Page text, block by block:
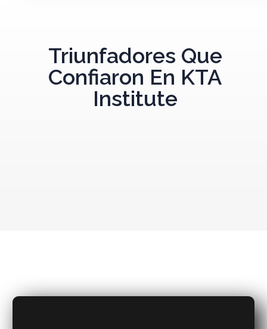
Triunfadores Que
Confiaron En KTA
Institute